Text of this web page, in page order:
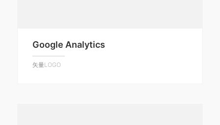
Google Analytics
矢量LOGO